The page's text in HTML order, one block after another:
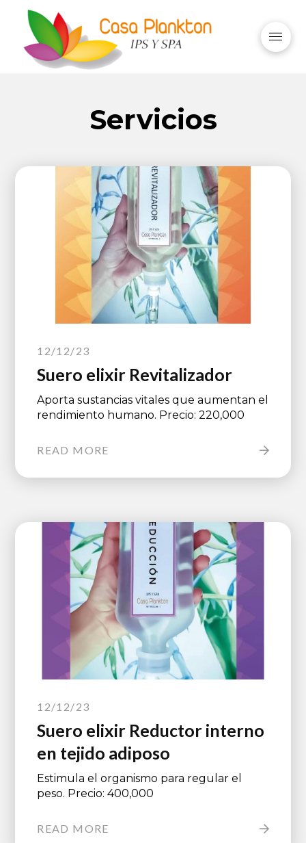
Servicios
12/12/23
Suero elixir Revitalizador
Aporta sustancias vitales que aumentan el
rendimiento humano. Precio: 220,000
READ MORE
12/12/23
Suero elixir Reductor interno
en tejido adiposo
Estimula el organismo para regular el
peso. Precio: 400,000
READ MORE